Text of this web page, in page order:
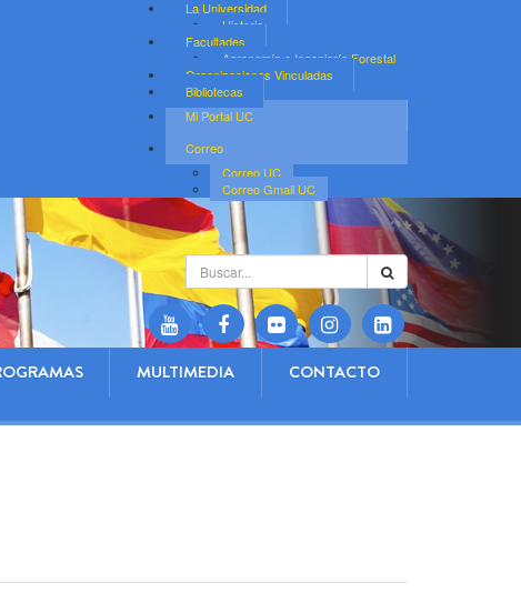
La Universidad
Historia
Facultades
Agronomía e Ingeniería Forestal
Organizaciones Vinculadas
Bibliotecas
Mi Portal UC
Correo
Correo UC
Correo Gmail UC
Buscar...
MULTIMEDIA CONTACTO